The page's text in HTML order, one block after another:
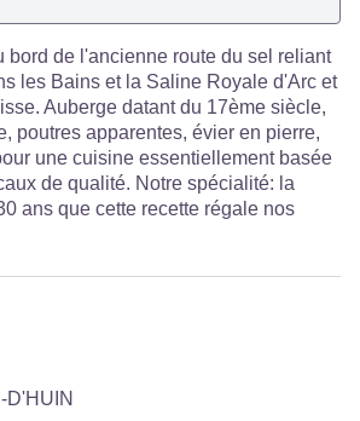
bord de l'ancienne route du sel reliant
les Bains et la Saline Royale d'Arc et
Auberge datant du 17ème siècle,
poutres apparentes, évier en pierre,
une cuisine essentiellement basée
de qualité. Notre spécialité: la
ans que cette recette régale nos
D'HUIN